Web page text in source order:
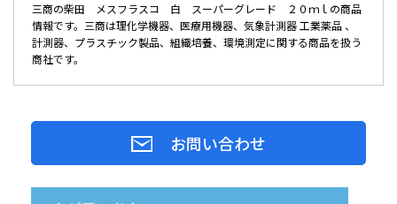
三商の柴田 メスフラスコ 白 スーパーグレード ２０ｍｌの商品
情報です。三商は理化学機器、医療用機器、気象計測器 工業薬品 、
計測器、プラスチック製品、組織培養、環境測定に関する商品を扱う
商社です。
お問い合わせ